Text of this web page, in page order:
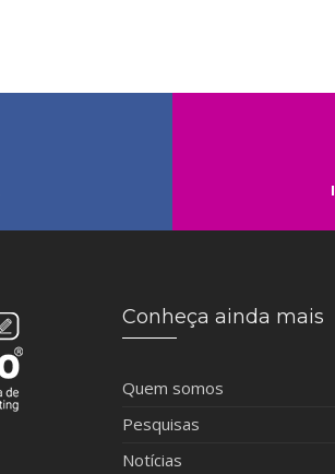
Conheça ainda mais
Quem somos
Pesquisas
Notícias